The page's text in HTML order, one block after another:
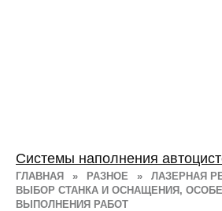
ГЛАВНАЯ » РАЗНОЕ »
ЛАЗЕРНАЯ
ВЫБОР СТАНКА И ОСНАЩЕНИЯ,
ВЫПОЛНЕНИЯ РАБОТ
Системы наполнения